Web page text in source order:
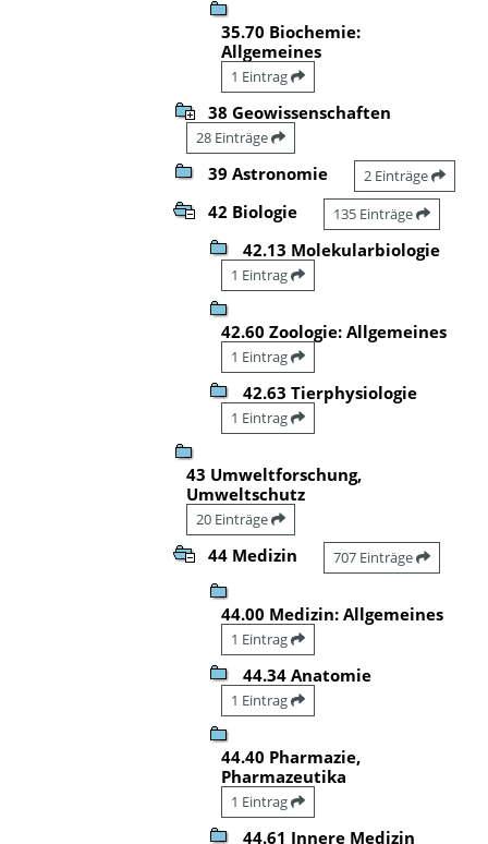
35.70 Biochemie:
Allgemeines
1 Eintrag
38 Geowissenschaften
28 Einträge
39 Astronomie 2 Einträge
42 Biologie 135 Einträge
42.13 Molekularbiologie
1 Eintrag
42.60 Zoologie: Allgemeines
1 Eintrag
42.63 Tierphysiologie
1 Eintrag
43 Umweltforschung,
Umweltschutz
20 Einträge
44 Medizin 707 Einträge
44.00 Medizin: Allgemeines
1 Eintrag
44.34 Anatomie
1 Eintrag
44.40 Pharmazie,
Pharmazeutika
1 Eintrag
44.61 Innere Medizin